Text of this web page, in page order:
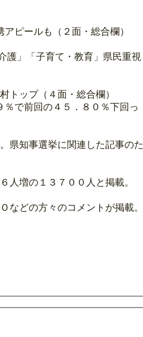
ピールも（２面・総合欄）
護」「子育て・教育」県民重視
トップ（４面・総合欄）
で前回の４５．８０％下回っ
県知事選挙に関連した記事のた
人増の１３７００人と掲載。
などの方々のコメントが掲載。